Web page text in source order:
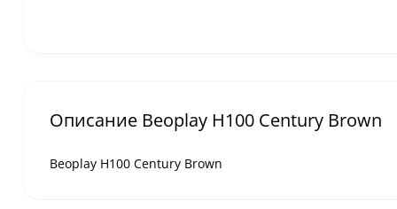
Описание Beoplay H100 Century Brown
Beoplay H100 Century Brown